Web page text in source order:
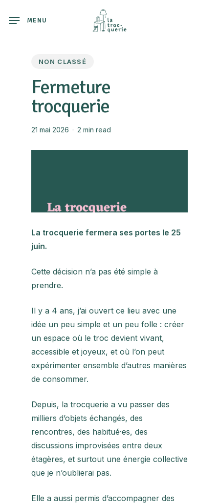
MENU
NON CLASSÉ
Fermeture
trocquerie
21 mai 2026 2 min read
La trocquerie fermera ses portes le 25
juin.
Cette décision n’a pas été simple à
prendre.
Il y a 4 ans, j’ai ouvert ce lieu avec une
idée un peu simple et un peu folle : créer
un espace où le troc devient vivant,
accessible et joyeux, et où l’on peut
expérimenter ensemble d’autres manières
de consommer.
Depuis, la trocquerie a vu passer des
milliers d’objets échangés, des
rencontres, des habitué·es, des
discussions improvisées entre deux
étagères, et surtout une énergie collective
que je n’oublierai pas.
Elle a aussi permis d’accompagner des